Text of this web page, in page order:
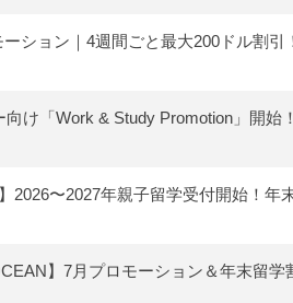
ーション｜4週間ごと最大200ドル割
向け「Work & Study Promotion」開
2026〜2027年親子留学受付開始！
】7月プロモーション＆年末留学